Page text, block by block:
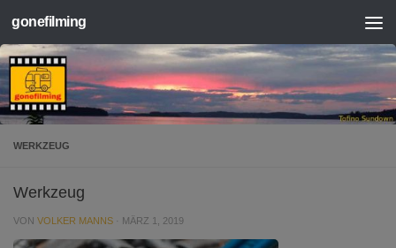
Zum Inhalt springen
gonefilming
WERKZEUG
Werkzeug
VON VOLKER MANNS · MÄRZ 1, 2019